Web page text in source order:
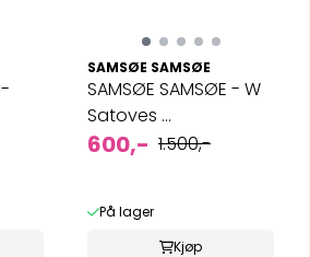
SAMSØE SAMSØE
SAMSØE SAMSØE - W
Satoves ...
600,- 1.500,-
På lager
Kjøp